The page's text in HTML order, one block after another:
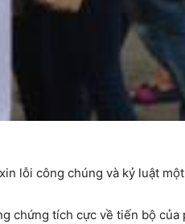
lỗi công chúng và kỷ luật
chứng tích cực về tiến bộ